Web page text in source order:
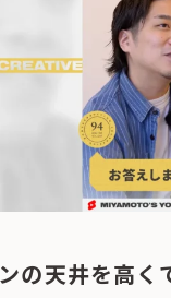
の天井を高く